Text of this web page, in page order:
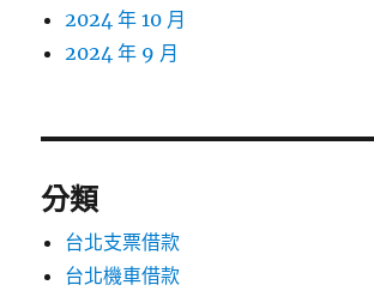
2024 年 10 月
2024 年 9 月
分類
台北支票借款
台北機車借款